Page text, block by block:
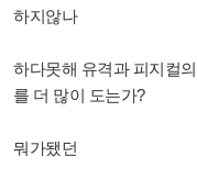
하지않나
하다못해 유격과 피지컬
를 더 많이 도는가?
뭐가됐던